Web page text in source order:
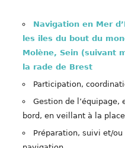
Navigation en Mer
les iles du bout du
Molène, Sein (suivant
la rade de Brest
Participation,
Gestion de
bord, en veillant à la
Préparation, suivi et/